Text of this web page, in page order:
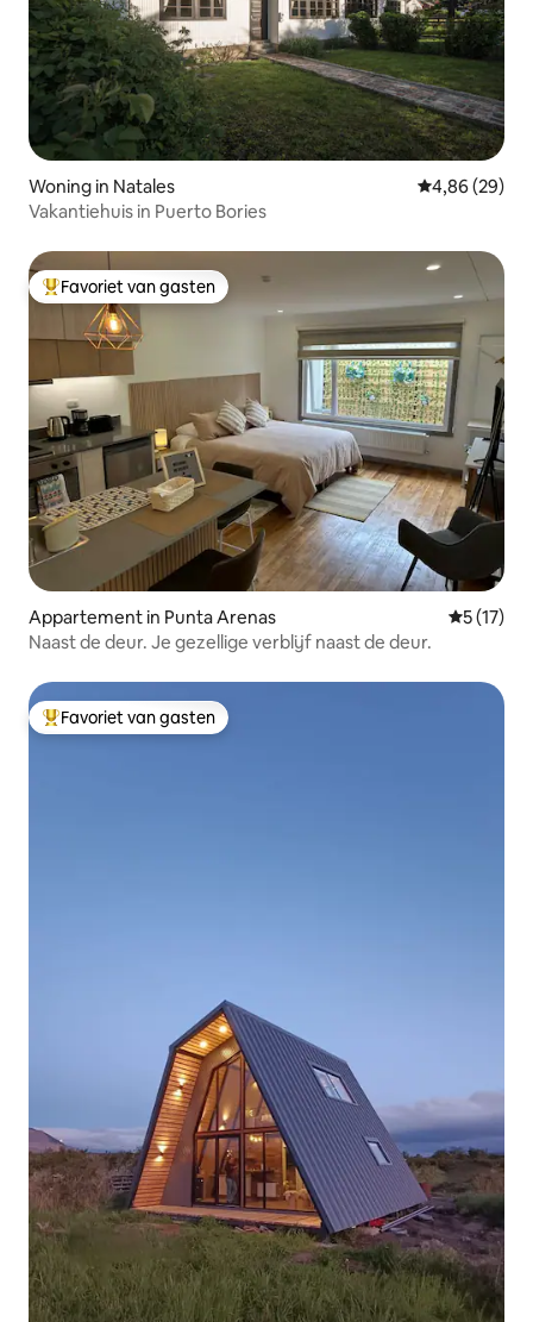
Woning in Natales Gemiddelde
4,86 (29)
Vakantiehuis in Puerto Bories
Topfavoriet van gasten
Favoriet van gasten
Appartement in Punta Arenas
5 (17)
Naast de deur. Je gezellige verblijf naast de deur.
Topfavoriet van gasten
Favoriet van gasten